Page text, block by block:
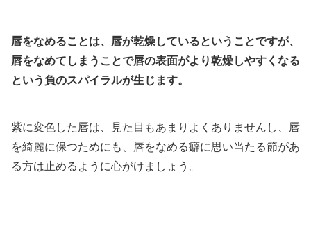
唇をなめることは、唇が乾燥しているということですが、
唇をなめてしまうことで唇の表面がより乾燥しやすくなる
という負のスパイラルが生じます。
紫に変色した唇は、見た目もあまりよくありませんし、唇
を綺麗に保つためにも、唇をなめる癖に思い当たる節があ
る方は止めるように心がけましょう。